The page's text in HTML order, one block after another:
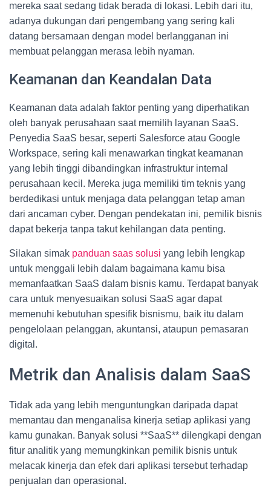
mereka saat sedang tidak berada di lokasi. Lebih dari itu,
adanya dukungan dari pengembang yang sering kali
datang bersamaan dengan model berlangganan ini
membuat pelanggan merasa lebih nyaman.
Keamanan dan Keandalan Data
Keamanan data adalah faktor penting yang diperhatikan
oleh banyak perusahaan saat memilih layanan SaaS.
Penyedia SaaS besar, seperti Salesforce atau Google
Workspace, sering kali menawarkan tingkat keamanan
yang lebih tinggi dibandingkan infrastruktur internal
perusahaan kecil. Mereka juga memiliki tim teknis yang
berdedikasi untuk menjaga data pelanggan tetap aman
dari ancaman cyber. Dengan pendekatan ini, pemilik bisnis
dapat bekerja tanpa takut kehilangan data penting.
Silakan simak panduan saas solusi yang lebih lengkap
untuk menggali lebih dalam bagaimana kamu bisa
memanfaatkan SaaS dalam bisnis kamu. Terdapat banyak
cara untuk menyesuaikan solusi SaaS agar dapat
memenuhi kebutuhan spesifik bisnismu, baik itu dalam
pengelolaan pelanggan, akuntansi, ataupun pemasaran
digital.
Metrik dan Analisis dalam SaaS
Tidak ada yang lebih menguntungkan daripada dapat
memantau dan menganalisa kinerja setiap aplikasi yang
kamu gunakan. Banyak solusi **SaaS** dilengkapi dengan
fitur analitik yang memungkinkan pemilik bisnis untuk
melacak kinerja dan efek dari aplikasi tersebut terhadap
penjualan dan operasional.